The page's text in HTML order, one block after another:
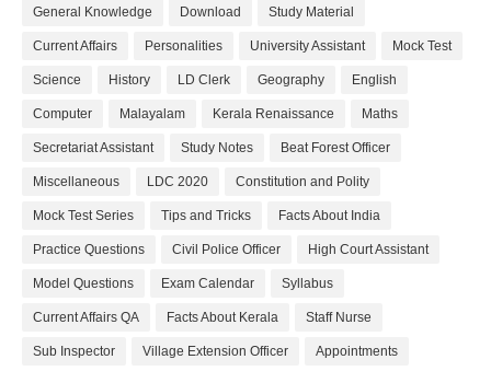
General Knowledge Download Study Material
Current Affairs Personalities University Assistant Mock Test
Science History LD Clerk Geography English
Computer Malayalam Kerala Renaissance Maths
Secretariat Assistant Study Notes Beat Forest Officer
Miscellaneous LDC 2020 Constitution and Polity
Mock Test Series Tips and Tricks Facts About India
Practice Questions Civil Police Officer High Court Assistant
Model Questions Exam Calendar Syllabus
Current Affairs QA Facts About Kerala Staff Nurse
Sub Inspector Village Extension Officer Appointments